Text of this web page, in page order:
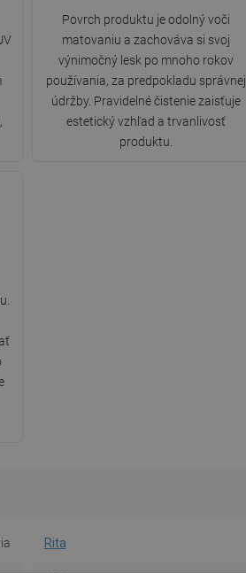
Povrch produktu je odolný voči
matovaniu a zachováva si svoj
výnimočný lesk po mnoho rokov
používania, za predpokladu správnej
údržby. Pravidelné čistenie zaisťuje
estetický vzhľad a trvanlivosť
produktu.
Rita